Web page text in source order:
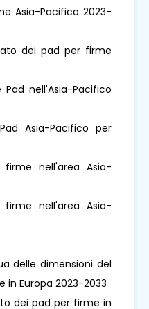
Asia-Pacifico 2023-
dei pad per firme
Pad nell'Asia-Pacifico
Asia-Pacifico per
nell'area Asia-
nell'area Asia-
delle dimensioni del
Europa 2023-2033
dei pad per firme in